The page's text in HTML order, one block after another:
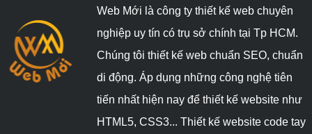
Web Mới là công ty thiết kế web chuyên
nghiệp uy tín có trụ sở chính tại Tp HCM.
Chúng tôi thiết kế web chuẩn SEO, chuẩn
di động. Áp dụng những công nghệ tiên
tiến nhất hiện nay để thiết kế website như
HTML5, CSS3... Thiết kế website code tay